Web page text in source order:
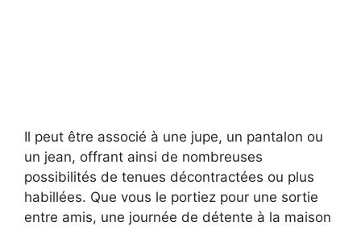
Il peut être associé à une jupe, un pantalon ou
un jean, offrant ainsi de nombreuses
possibilités de tenues décontractées ou plus
habillées. Que vous le portiez pour une sortie
entre amis, une journée de détente à la maison